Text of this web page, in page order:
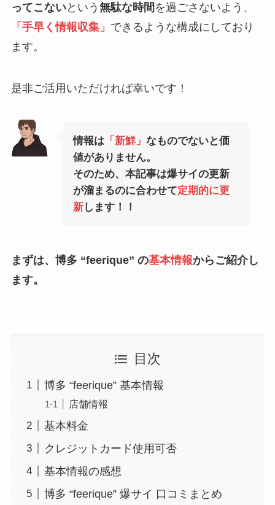
ってこないという 無駄な時間 を過ごさないよう、
「手早く情報収集」 できるような構成にしており
ます。
是非ご活用いただければ幸いです！
情報は「新鮮」 なものでないと価
値がありません。
そのため、本記事は爆サイの更新
が溜まるのに合わせて定期的に更
新します！！
まずは、博多 “feerique” の基本情報からご紹介し
ます。
目次
博多 “feerique” 基本情報
店舗情報
基本料金
クレジットカード使用可否
基本情報の感想
博多 “feerique” 爆サイ 口コミまとめ